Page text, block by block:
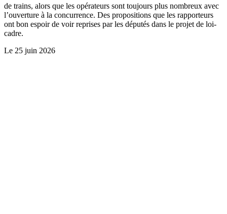
de trains, alors que les opérateurs sont toujours plus nombreux avec
l’ouverture à la concurrence. Des propositions que les rapporteurs
ont bon espoir de voir reprises par les députés dans le projet de loi-
cadre.
Le 25 juin 2026